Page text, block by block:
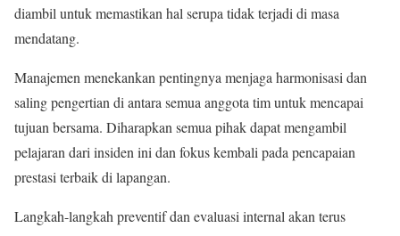
diambil untuk memastikan hal serupa tidak terjadi di masa
mendatang.
Manajemen menekankan pentingnya menjaga harmonisasi dan
saling pengertian di antara semua anggota tim untuk mencapai
tujuan bersama. Diharapkan semua pihak dapat mengambil
pelajaran dari insiden ini dan fokus kembali pada pencapaian
prestasi terbaik di lapangan.
Langkah-langkah preventif dan evaluasi internal akan terus